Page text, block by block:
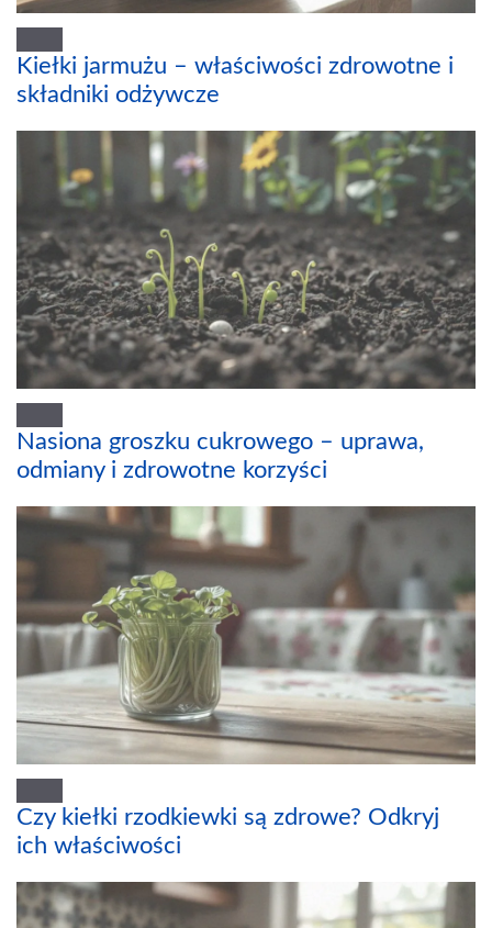
Kiełki jarmużu – właściwości zdrowotne i
składniki odżywcze
Nasiona groszku cukrowego – uprawa,
odmiany i zdrowotne korzyści
Czy kiełki rzodkiewki są zdrowe? Odkryj
ich właściwości